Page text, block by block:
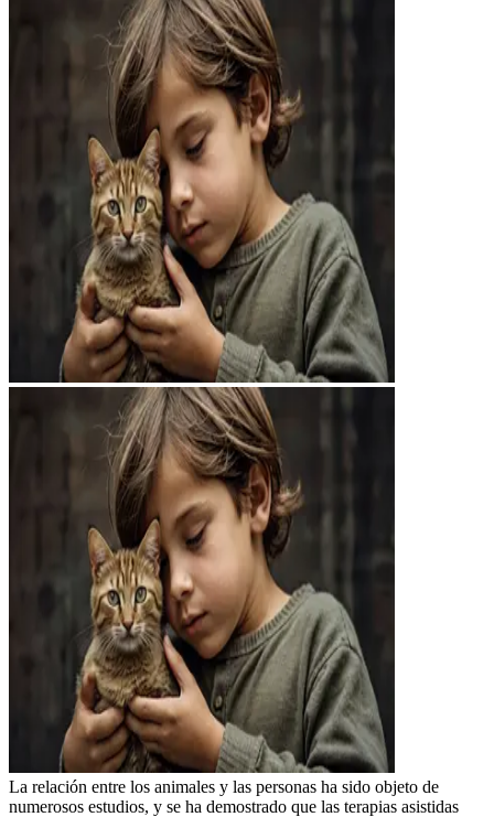
La relación entre los animales y las personas ha sido objeto de
numerosos estudios, y se ha demostrado que las terapias asistidas